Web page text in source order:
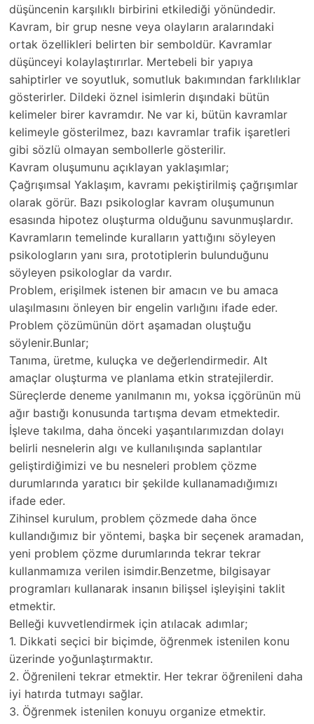
düşüncenin karşılıklı birbirini etkilediği yönündedir.
Kavram, bir grup nesne veya olayların aralarındaki
ortak özellikleri belirten bir semboldür. Kavramlar
düşünceyi kolaylaştırırlar. Mertebeli bir yapıya
sahiptirler ve soyutluk, somutluk bakımından farklılıklar
gösterirler. Dildeki öznel isimlerin dışındaki bütün
kelimeler birer kavramdır. Ne var ki, bütün kavramlar
kelimeyle gösterilmez, bazı kavramlar trafik işaretleri
gibi sözlü olmayan sembollerle gösterilir.
Kavram oluşumunu açıklayan yaklaşımlar;
Çağrışımsal Yaklaşım, kavramı pekiştirilmiş çağrışımlar
olarak görür. Bazı psikologlar kavram oluşumunun
esasında hipotez oluşturma olduğunu savunmuşlardır.
Kavramların temelinde kuralların yattığını söyleyen
psikologların yanı sıra, prototiplerin bulunduğunu
söyleyen psikologlar da vardır.
Problem, erişilmek istenen bir amacın ve bu amaca
ulaşılmasını önleyen bir engelin varlığını ifade eder.
Problem çözümünün dört aşamadan oluştuğu
söylenir.Bunlar;
Tanıma, üretme, kuluçka ve değerlendirmedir. Alt
amaçlar oluşturma ve planlama etkin stratejilerdir.
Süreçlerde deneme yanılmanın mı, yoksa içgörünün mü
ağır bastığı konusunda tartışma devam etmektedir.
İşleve takılma, daha önceki yaşantılarımızdan dolayı
belirli nesnelerin algı ve kullanılışında saplantılar
geliştirdiğimizi ve bu nesneleri problem çözme
durumlarında yaratıcı bir şekilde kullanamadığımızı
ifade eder.
Zihinsel kurulum, problem çözmede daha önce
kullandığımız bir yöntemi, başka bir seçenek aramadan,
yeni problem çözme durumlarında tekrar tekrar
kullanmamıza verilen isimdir.Benzetme, bilgisayar
programları kullanarak insanın bilişsel işleyişini taklit
etmektir.
Belleği kuvvetlendirmek için atılacak adımlar;
1. Dikkati seçici bir biçimde, öğrenmek istenilen konu
üzerinde yoğunlaştırmaktır.
2. Öğrenileni tekrar etmektir. Her tekrar öğrenileni daha
iyi hatırda tutmayı sağlar.
3. Öğrenmek istenilen konuyu organize etmektir.